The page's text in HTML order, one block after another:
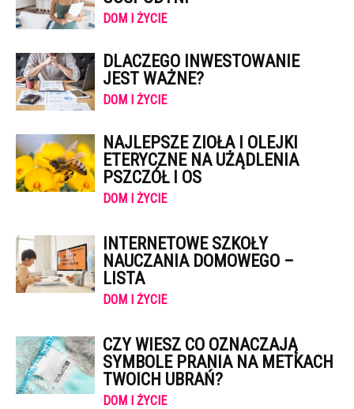
DOM I ŻYCIE
DLACZEGO INWESTOWANIE
JEST WAŻNE?
DOM I ŻYCIE
NAJLEPSZE ZIOŁA I OLEJKI
ETERYCZNE NA UŻĄDLENIA
PSZCZÓŁ I OS
DOM I ŻYCIE
INTERNETOWE SZKOŁY
NAUCZANIA DOMOWEGO –
LISTA
DOM I ŻYCIE
CZY WIESZ CO OZNACZAJĄ
SYMBOLE PRANIA NA METKACH
TWOICH UBRAŃ?
DOM I ŻYCIE